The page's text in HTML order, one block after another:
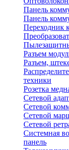
Панель
Панель
Переходник
Разъем
Разъем,
техники
Розетка
Сетевой
Сетевой
Сетевой
Сетевой
Системная
панель